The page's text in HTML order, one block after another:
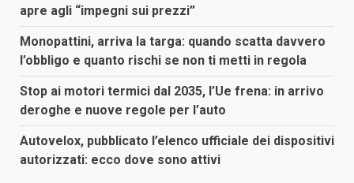
apre agli “impegni sui prezzi”
Monopattini, arriva la targa: quando scatta davvero
l’obbligo e quanto rischi se non ti metti in regola
Stop ai motori termici dal 2035, l’Ue frena: in arrivo
deroghe e nuove regole per l’auto
Autovelox, pubblicato l’elenco ufficiale dei dispositivi
autorizzati: ecco dove sono attivi